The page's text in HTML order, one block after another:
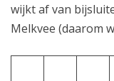
wijkt af van
Melkvee (daarom